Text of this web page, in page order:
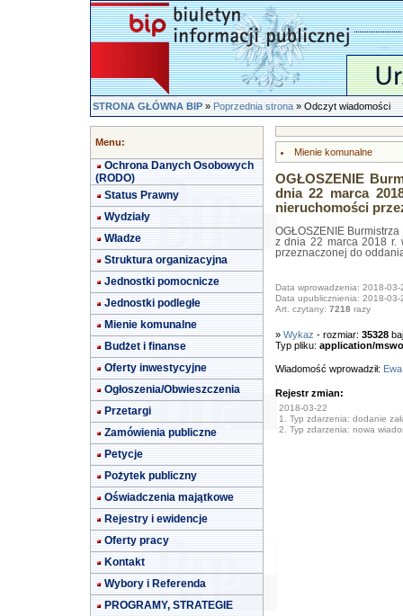
STRONA GŁÓWNA BIP»Poprzednia strona» Odczyt wiadomości
Menu:
Ochrona Danych Osobowych
(RODO)
Status Prawny
Wydziały
Władze
Struktura organizacyjna
Jednostki pomocnicze
Jednostki podległe
Mienie komunalne
Budżet i finanse
Oferty inwestycyjne
Ogłoszenia/Obwieszczenia
Przetargi
Zamówienia publiczne
Petycje
Pożytek publiczny
Oświadczenia majątkowe
Rejestry i ewidencje
Oferty pracy
Kontakt
Wybory i Referenda
PROGRAMY, STRATEGIE
Mienie komunalne
OGŁOSZENIE
dnia 22 marca
nieruchomości
OGŁOSZENIE
z dnia 22 marca 2018 r.
przeznaczonej do
Data wprowadzenia: 2018-03-
Data upublicznienia: 2018-03-
Art. czytany: 7218 razy
» Wykaz - rozmiar: 35328
Typ pliku: application/
Wiadomość wprowadził:
Rejestr zmian:
2018-03-22
1. Typ zdarzenia: dodanie
2. Typ zdarzenia: nowa